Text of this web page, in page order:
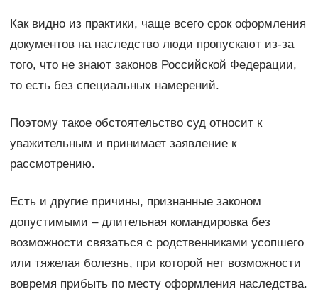
Как видно из практики, чаще всего срок оформления
документов на наследство люди пропускают из-за
того, что не знают законов Российской Федерации,
то есть без специальных намерений.
Поэтому такое обстоятельство суд относит к
уважительным и принимает заявление к
рассмотрению.
Есть и другие причины, признанные законом
допустимыми – длительная командировка без
возможности связаться с родственниками усопшего
или тяжелая болезнь, при которой нет возможности
вовремя прибыть по месту оформления наследства.